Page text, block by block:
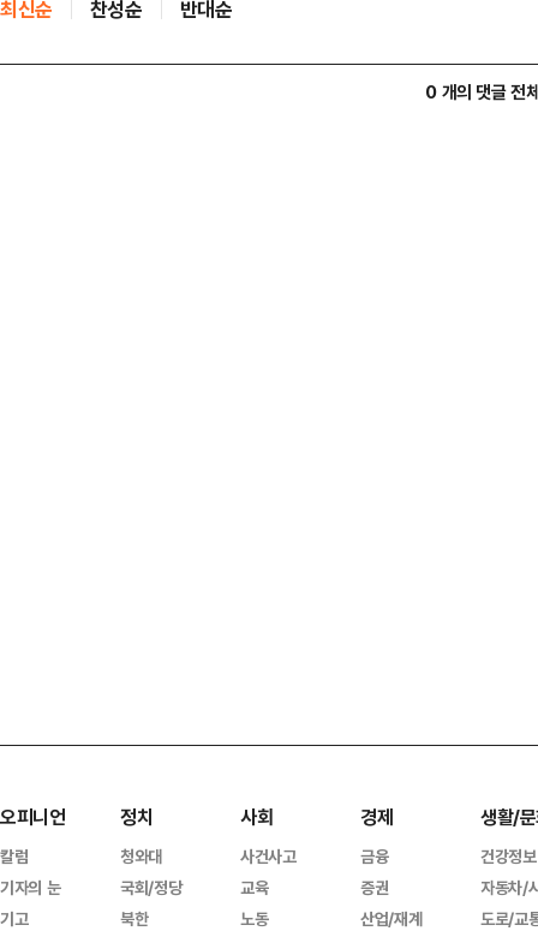
최신순 찬성순 반대순
0 개의 댓글 전
오피니언
칼럼
기자의 눈
기고
정치
청와대
국회/정당
북한
사회
사건사고
교육
노동
경제
금융
증권
산업/재계
생활/
건강정보
자동차/
도로/교